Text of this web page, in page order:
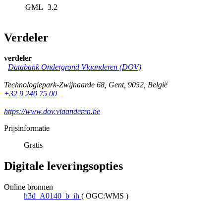
GML 3.2
Verdeler
verdeler
Databank Ondergrond Vlaanderen (DOV)
Technologiepark-Zwijnaarde 68, Gent, 9052, België
+32 9 240 75 00
https://www.dov.vlaanderen.be
Prijsinformatie
Gratis
Digitale leveringsopties
Online bronnen
h3d_A0140_b_ih ( OGC:WMS )